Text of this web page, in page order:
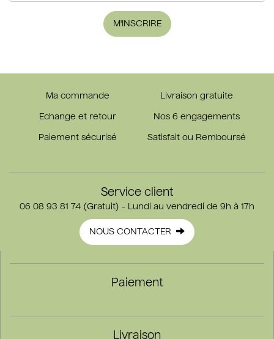
M'INSCRIRE
Ma commande Livraison gratuite
Echange et retour Nos 6 engagements
Paiement sécurisé Satisfait ou Remboursé
Service client
06 08 93 81 74 (Gratuit) - Lundi au vendredi de 9h à 17h
NOUS CONTACTER
Paiement
Livraison